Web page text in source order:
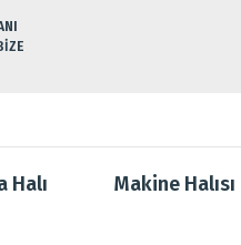
Halı Makine Halısı